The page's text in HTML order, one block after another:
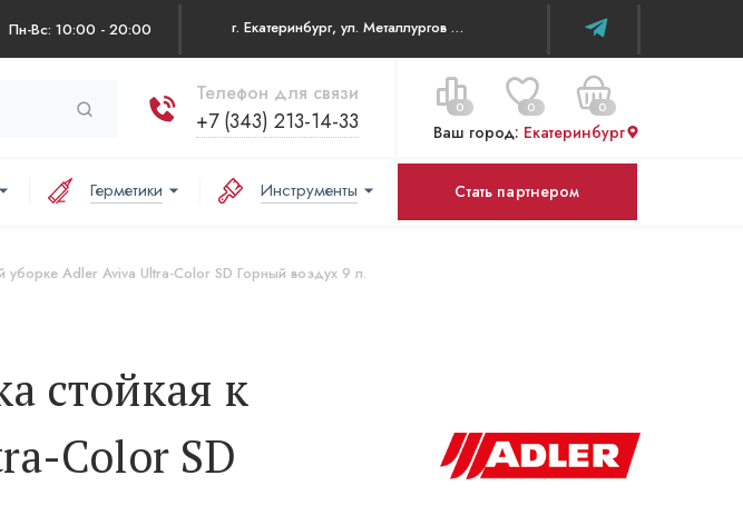
Пн-Вс: 10:00 - 20:00 г. Екатеринбург, ул. Металлургов д 84 ТЦ WOW House
Телефон для связи
+7 (343) 213-14-33
0 0 0
Цена за все:
Перейти в корзину
Ваш город: Екатеринбург
Герметики Инструменты Стать партнером
уборке Adler Aviva Ultra-Color SD Горный воздух 9 л.
стойкая к
Color SD